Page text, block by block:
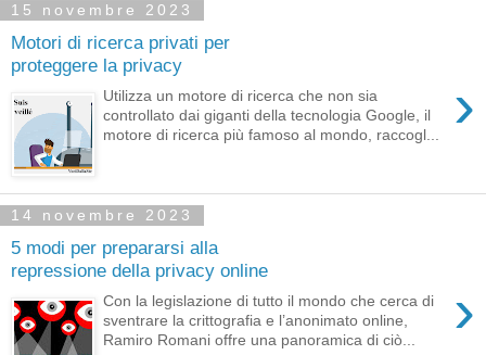
15 novembre 2023
Motori di ricerca privati per
proteggere la privacy
›
Utilizza un motore di ricerca che non sia
controllato dai giganti della tecnologia Google, il
motore di ricerca più famoso al mondo, raccogl...
14 novembre 2023
5 modi per prepararsi alla
repressione della privacy online
›
Con la legislazione di tutto il mondo che cerca di
sventrare la crittografia e l’anonimato online,
Ramiro Romani offre una panoramica di ciò...